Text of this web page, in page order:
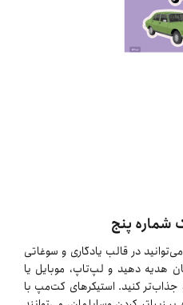
شماره پنج
در قالب یادگاری و سوغاتی
هدیه دهید و لپ‌تاپ، موبایل یا
کنید. استیکرهای کت‌مپ با